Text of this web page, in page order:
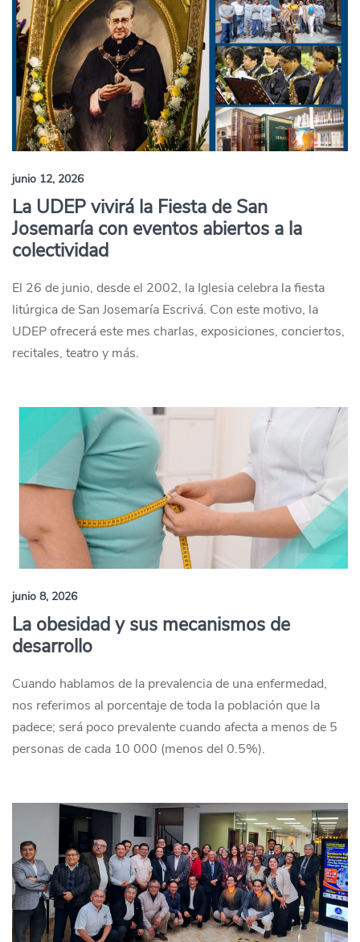
junio 12, 2026
La UDEP vivirá la Fiesta de San
Josemaría con eventos abiertos a la
colectividad
El 26 de junio, desde el 2002, la Iglesia celebra la fiesta
litúrgica de San Josemaría Escrivá. Con este motivo, la
UDEP ofrecerá este mes charlas, exposiciones, conciertos,
recitales, teatro y más.
junio 8, 2026
La obesidad y sus mecanismos de
desarrollo
Cuando hablamos de la prevalencia de una enfermedad,
nos referimos al porcentaje de toda la población que la
padece; será poco prevalente cuando afecta a menos de 5
personas de cada 10 000 (menos del 0.5%).